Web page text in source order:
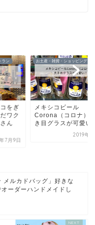
ラン
をぎ
ワク
ん
7月9日
お土産・雑貨・ショッピング
メキシコビール
Corona（コロナ）
き目グラスが可愛い
2019年7
メルカドバッグ」好きな
ーダーハンドメイドし